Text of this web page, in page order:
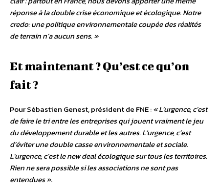
réponse à la double crise économique et écologique. Notre
credo: une politique environnementale coupée des réalités
de terrain n’a aucun sens. »
Et maintenant ? Qu’est ce qu’on
fait ?
Pour Sébastien Genest, président de FNE :« L’urgence, c’est
de faire le tri entre les entreprises qui jouent vraiment le jeu
du développement durable et les autres. L’urgence, c’est
d’éviter une double casse environnementale et sociale.
L’urgence, c’est le new deal écologique sur tous les territoires.
Rien ne sera possible si les associations ne sont pas
entendues ».